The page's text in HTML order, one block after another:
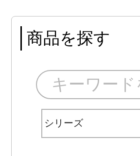
商品を探す